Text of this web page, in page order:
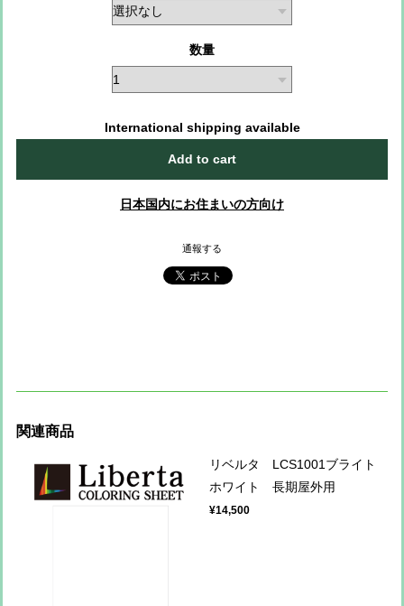
数量
International shipping available
Add to cart
日本国内にお住まいの方向け
通報する
関連商品
リベルタ LCS1001ブライト
ホワイト 長期屋外用
¥14,500